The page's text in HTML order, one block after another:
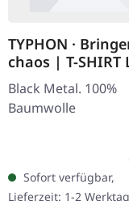
TYPHON ·
chaos | T-SHIRT
Black Metal. 100%
Baumwolle
Sofort verfügbar,
Lieferzeit: 1-2